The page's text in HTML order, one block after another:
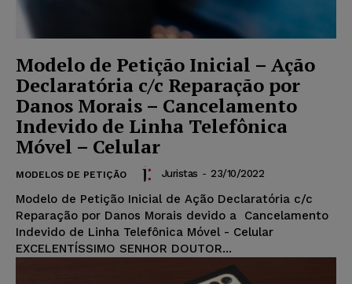
Modelo de Petição Inicial – Ação
Declaratória c/c Reparação por
Danos Morais – Cancelamento
Indevido de Linha Telefônica
Móvel – Celular
MODELOS DE PETIÇÃO Juristas - 23/10/2022
Modelo de Petição Inicial de Ação Declaratória c/c
Reparação por Danos Morais devido a Cancelamento
Indevido de Linha Telefônica Móvel - Celular
EXCELENTÍSSIMO SENHOR DOUTOR...